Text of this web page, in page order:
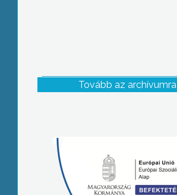
Tovább az archívumra